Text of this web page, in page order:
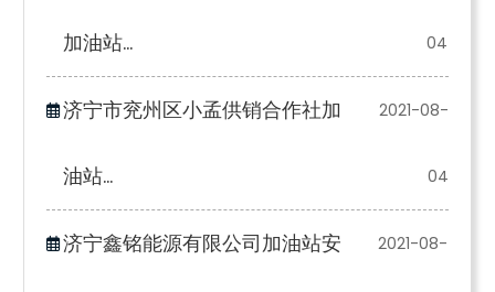
加油站... 04
济宁市兖州区小孟供销合作社加
油站...
2021-08-
04
济宁鑫铭能源有限公司加油站安 2021-08-